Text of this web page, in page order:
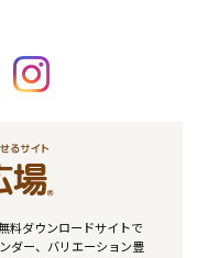
料ダウンロードサイトで
ダー、バリエーション豊